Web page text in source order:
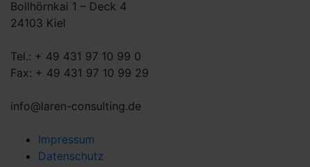
Bollhörnkai 1 – Deck 4
24103 Kiel
Tel.: + 49 431 97 10 99 0
Fax: + 49 431 97 10 99 29
info@laren-consulting.de
Impressum
Datenschutz